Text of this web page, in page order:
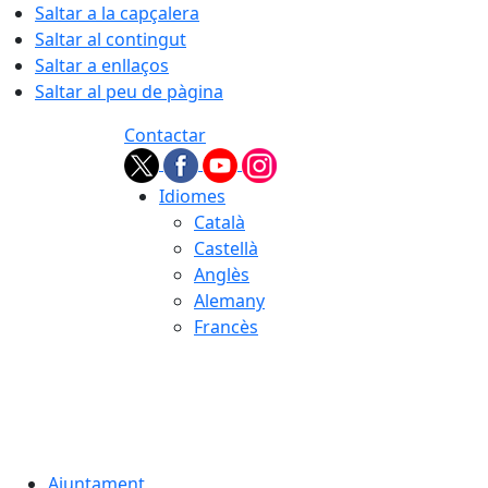
Saltar a la capçalera
Saltar al contingut
Saltar a enllaços
Saltar al peu de pàgina
Contactar
Idiomes
Català
Castellà
Anglès
Alemany
Francès